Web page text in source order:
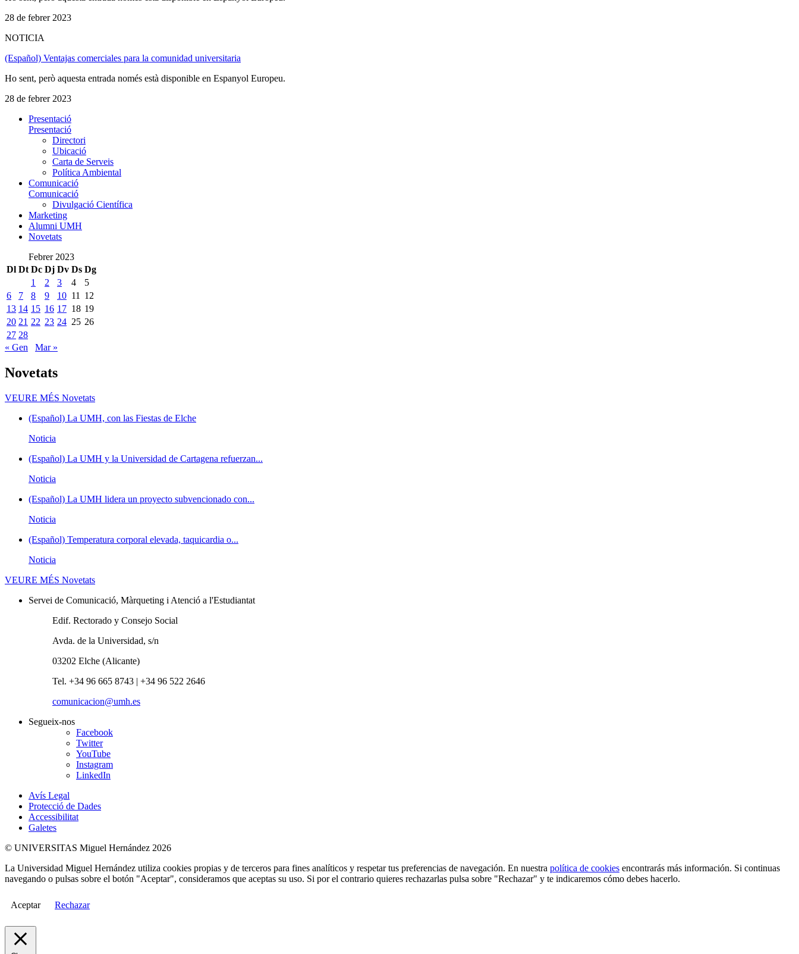
28 de febrer 2023
NOTICIA
(Español) Ventajas comerciales para la comunidad universitaria
Ho sent, però aquesta entrada només està disponible en Espanyol Europeu.
28 de febrer 2023
Presentació
Presentació
Directori
Ubicació
Carta de Serveis
Política Ambiental
Comunicació
Comunicació
Divulgació Científica
Marketing
Alumni UMH
Novetats
Febrer 2023
Dl Dt Dc Dj Dv Ds Dg
1
2 3 4
5
6
7 8 9 10 11
12
13 14 15 16 17 18 19
20 21 22 23 24 25 26
27 28
« Gen
Mar »
Novetats
VEURE MÉS Novetats
(Español) La UMH, con las Fiestas de Elche
Noticia
(Español) La UMH y la Universidad de Cartagena refuerzan...
Noticia
(Español) La UMH lidera un proyecto subvencionado con...
Noticia
(Español) Temperatura corporal elevada, taquicardia o...
Noticia
VEURE MÉS Novetats
Servei de Comunicació, Màrqueting i Atenció a l'Estudiantat
Edif. Rectorado y Consejo Social
Avda. de la Universidad, s/n
03202 Elche (Alicante)
Tel. +34 96 665 8743 | +34 96 522 2646
comunicacion@umh.es
Segueix-nos
Facebook
Twitter
YouTube
Instagram
LinkedIn
Avís Legal
Protecció de Dades
Accessibilitat
Galetes
© UNIVERSITAS Miguel Hernández 2026
La Universidad Miguel Hernández utiliza cookies propias y de terceros para fines analíticos y respetar tus preferencias de navegación. En nuestra política de cookies encontrarás más información. Si continuas
navegando o pulsas sobre el botón "Aceptar", consideramos que aceptas su uso. Si por el contrario quieres rechazarlas pulsa sobre "Rechazar" y te indicaremos cómo debes hacerlo.
Aceptar Rechazar